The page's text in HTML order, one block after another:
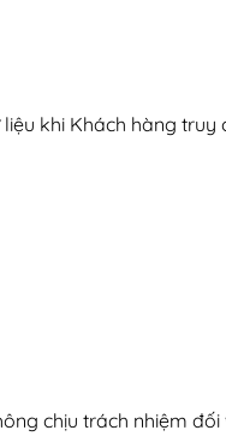
khi Khách hàng truy
chịu trách nhiệm